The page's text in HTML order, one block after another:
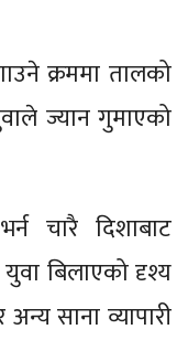
क्रममा तालको
ज्यान गुमाएको
चारै दिशाबाट
बिलाएको दृश्य
साना व्यापारी